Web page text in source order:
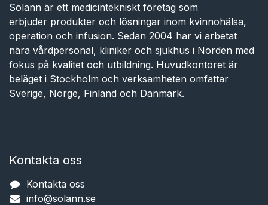
Solann är ett medicintekniskt företag som
erbjuder produkter och lösningar inom kvinnohälsa,
operation och infusion. Sedan 2004 har vi arbetat
nära vårdpersonal, kliniker och sjukhus i Norden med
fokus på kvalitet och utbildning. Huvudkontoret är
beläget i Stockholm och verksamheten omfattar
Sverige, Norge, Finland och Danmark.
Kontakta oss
Kontakta oss
info@solann.se​​​​​​